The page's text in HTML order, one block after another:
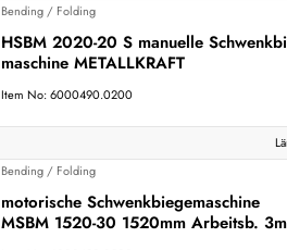
Bending / Folding
HSBM 2020-20 S manuelle
maschine METALLKRAFT
Item No: 6000490.0200
Bending / Folding
motorische Schwenkbiegemaschine
MSBM 1520-30 1520mm Arbeitsb.